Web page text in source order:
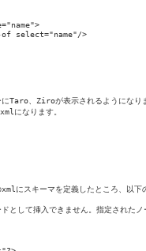
にTaro、Ziroが表示されるようになり
になります。
にスキーマを定義したところ、以
ドとして挿入できません。指定された